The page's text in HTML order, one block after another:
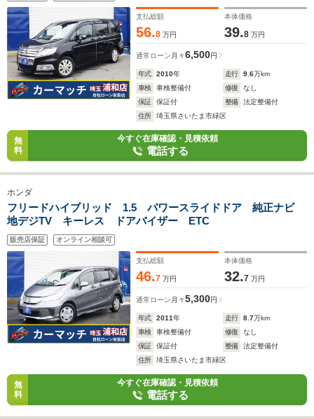
支払総額
56.8 万円
本体価格
39.8 万円
通常ローン 月々6,500円
年式 2010年 走行 9.6万km
車検
車検整備付 修復
なし
保証
保証付 整備
法定整備付
住所
埼玉県さいたま市緑区
無
料
今すぐ在庫確認・見積依頼
電話する
ホンダ
フリードハイブリッド 1.5 パワースライドドア 純正ナビ
地デジTV キーレス ドアバイザー ETC
販売店保証 オンライン相談可
支払総額
46.7 万円
本体価格
32.7 万円
通常ローン 月々5,300円
年式 2011年 走行 8.7万km
車検
車検整備付 修復
なし
保証
保証付 整備
法定整備付
住所
埼玉県さいたま市緑区
無
料
今すぐ在庫確認・見積依頼
電話する